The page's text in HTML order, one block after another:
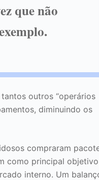
que não
outros “operários
diminuindo os
compraram
como principal objetivo
interno. Um